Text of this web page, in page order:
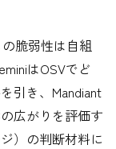
脆弱性は自組
はOSVでど
引き、Mandiant
広がりを評価す
）の判断材料に